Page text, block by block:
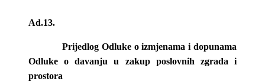
Ad.13.
Prijedlog Odluke o izmjenama i dopunama
Odluke o davanju u zakup poslovnih zgrada i
prostora